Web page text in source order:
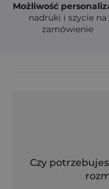
Możliwość
nadruki i szycie na
zamówienie
Czy